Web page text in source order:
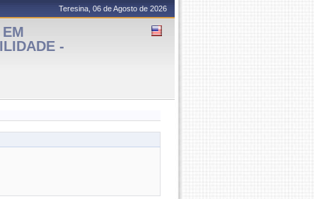
Teresina, 06 de Agosto de 2026
-